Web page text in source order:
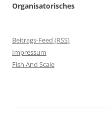
Organisatorisches
Beitrags-Feed (RSS)
Impressum
Fish And Scale